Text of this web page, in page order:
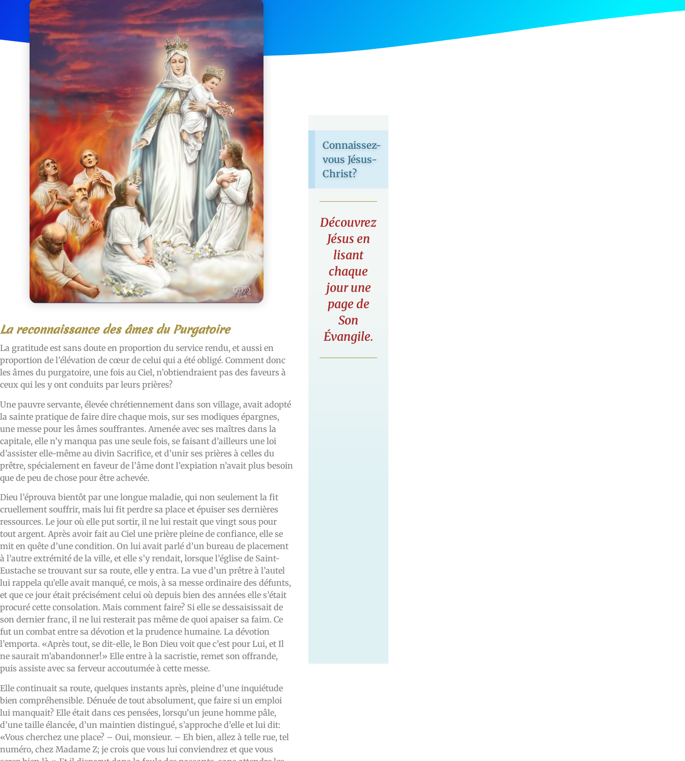
La reconnaissance des âmes du Purgatoire
La gratitude est sans doute en proportion du service rendu, et aussi en
proportion de l’élévation de cœur de celui qui a été obligé. Comment donc
les âmes du purgatoire, une fois au Ciel, n’obtiendraient pas des faveurs à
ceux qui les y ont conduits par leurs prières?
Une pauvre servante, élevée chrétiennement dans son village, avait adopté
la sainte pratique de faire dire chaque mois, sur ses modiques épargnes,
une messe pour les âmes souffrantes. Amenée avec ses maîtres dans la
capitale, elle n’y manqua pas une seule fois, se faisant d’ailleurs une loi
d’assister elle-même au divin Sacrifice, et d’unir ses prières à celles du
prêtre, spécialement en faveur de l’âme dont l’expiation n’avait plus besoin
que de peu de chose pour être achevée.
Dieu l’éprouva bientôt par une longue maladie, qui non seulement la fit
cruellement souffrir, mais lui fit perdre sa place et épuiser ses dernières
ressources. Le jour où elle put sortir, il ne lui restait que vingt sous pour
tout argent. Après avoir fait au Ciel une prière pleine de confiance, elle se
mit en quête d’une condition. On lui avait parlé d’un bureau de placement
à l’autre extrémité de la ville, et elle s’y rendait, lorsque l’église de Saint-
Eustache se trouvant sur sa route, elle y entra. La vue d’un prêtre à l’autel
lui rappela qu’elle avait manqué, ce mois, à sa messe ordinaire des défunts,
et que ce jour était précisément celui où depuis bien des années elle s’était
procuré cette consolation. Mais comment faire? Si elle se dessaisissait de
son dernier franc, il ne lui resterait pas même de quoi apaiser sa faim. Ce
fut un combat entre sa dévotion et la prudence humaine. La dévotion
l’emporta. «Après tout, se dit-elle, le Bon Dieu voit que c’est pour Lui, et Il
ne saurait m’abandonner!» Elle entre à la sacristie, remet son offrande,
puis assiste avec sa ferveur accoutumée à cette messe.
Elle continuait sa route, quelques instants après, pleine d’une inquiétude
bien compréhensible. Dénuée de tout absolument, que faire si un emploi
lui manquait? Elle était dans ces pensées, lorsqu’un jeune homme pâle,
d’une taille élancée, d’un maintien distingué, s’approche d’elle et lui dit:
«Vous cherchez une place? – Oui, monsieur. – Eh bien, allez à telle rue, tel
numéro, chez Madame Z; je crois que vous lui conviendrez et que vous
Connaissez-
vous Jésus-
Christ?
Découvrez
Jésus en
lisant
chaque
jour une
page de
Son
Évangile.